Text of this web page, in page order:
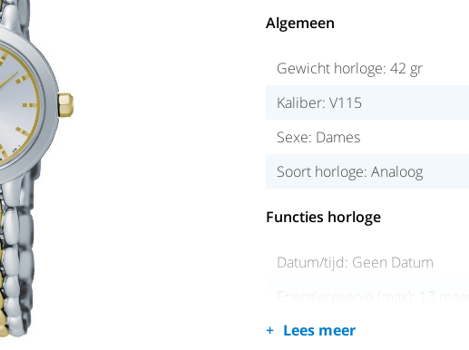
Algemeen
Gewicht horloge: 42 gr
Kaliber: V115
Sexe: Dames
Soort horloge: Analoog
Functies horloge
Datum/tijd: Geen Datum
Waterdichtheid: Waterresistant
Lees meer